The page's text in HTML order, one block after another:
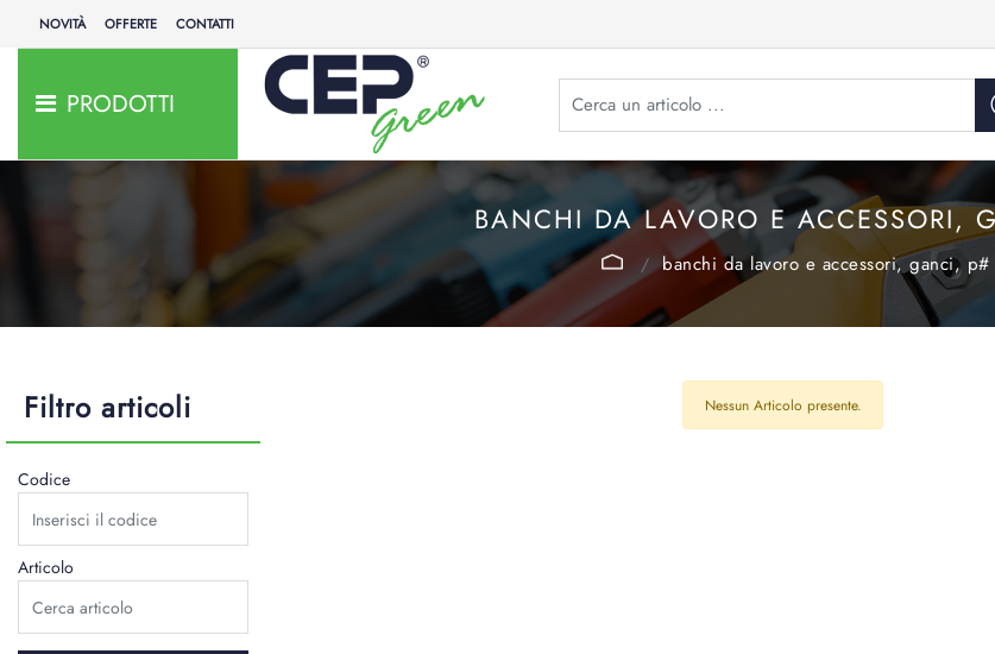
NOVITÀ OFFERTE CONTATTI
PRODOTTI
BANCHI DA LAVORO E ACCESSORI,
banchi da lavoro e accessori, ganci, p#
Filtro articoli
Codice
Articolo
Nessun Articolo presente.